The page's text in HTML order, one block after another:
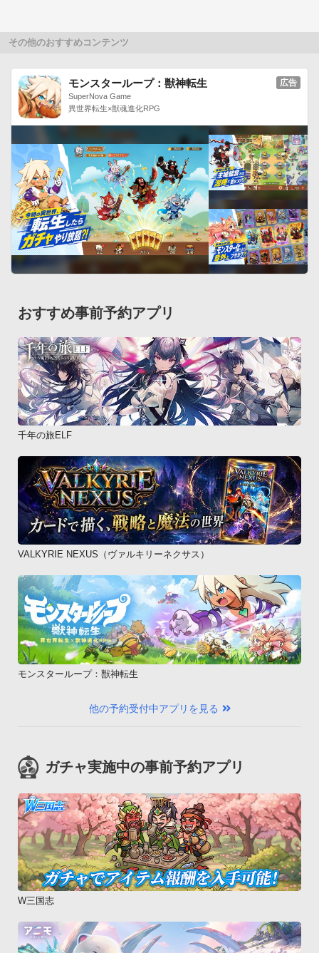
その他のおすすめコンテンツ
モンスターループ：獣神転生
SuperNova Game
異世界転生×獣魂進化RPG
広告
おすすめ事前予約アプリ
千年の旅ELF
VALKYRIE NEXUS（ヴァルキリーネクサス）
モンスターループ：獣神転生
他の予約受付中アプリを見る
ガチャ実施中の事前予約アプリ
W三国志